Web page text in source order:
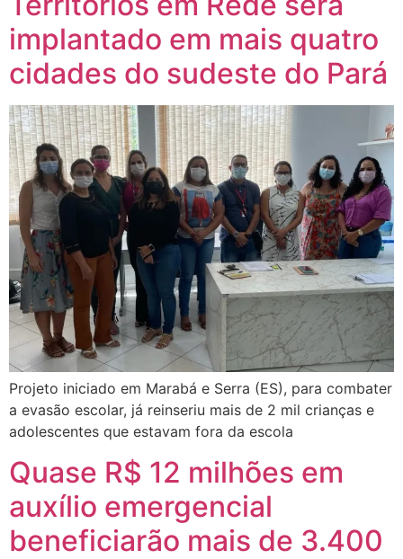
implantado em mais quatro
cidades do sudeste do Pará
Projeto iniciado em Marabá e Serra (ES), para combater
a evasão escolar, já reinseriu mais de 2 mil crianças e
adolescentes que estavam fora da escola
Quase R$ 12 milhões em
auxílio emergencial
beneficiarão mais de 3.400